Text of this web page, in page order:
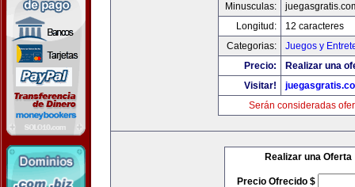
Minusculas:
Longitud:
12 caracteres
Categorias:
Juegos y
Precio:
Realizar una
Visitar!
Serán consideradas
Realizar una Oferta
Precio Ofrecido $